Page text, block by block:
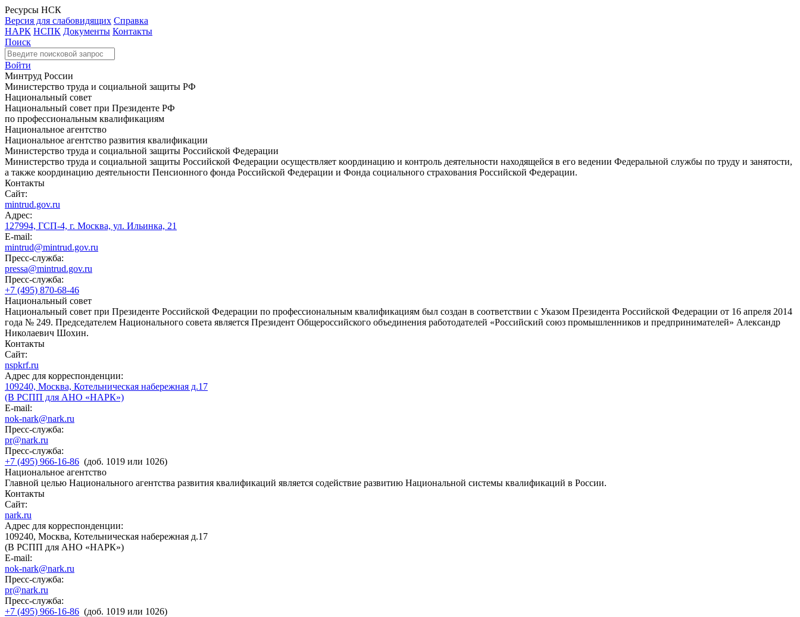
Ресурсы НСК
Версия для слабовидящих Справка
НАРК НСПК Документы Контакты
Поиск
Войти
Минтруд России
Министерство труда и социальной защиты РФ
Национальный совет
Национальный совет при Президенте РФ
по профессиональным квалификациям
Национальное агентство
Национальное агентство развития квалификации
Министерство труда и социальной защиты Российской Федерации
Министерство труда и социальной защиты Российской Федерации осуществляет координацию и контроль деятельности находящейся в его ведении Федеральной службы по труду и занятости,
а также координацию деятельности Пенсионного фонда Российской Федерации и Фонда социального страхования Российской Федерации.
Контакты
Сайт:
mintrud.gov.ru
Адрес:
127994, ГСП-4, г. Москва, ул. Ильинка, 21
E-mail:
mintrud@mintrud.gov.ru
Пресс-служба:
pressa@mintrud.gov.ru
Пресс-служба:
+7 (495) 870-68-46
Национальный совет
Национальный совет при Президенте Российской Федерации по профессиональным квалификациям был создан в соответствии с Указом Президента Российской Федерации от 16 апреля 2014
года № 249. Председателем Национального совета является Президент Общероссийского объединения работодателей «Российский союз промышленников и предпринимателей» Александр
Николаевич Шохин.
Контакты
Сайт:
nspkrf.ru
Адрес для корреспонденции:
109240, Москва, Котельническая набережная д.17
(В РСПП для АНО «НАРК»)
E-mail:
nok-nark@nark.ru
Пресс-служба:
pr@nark.ru
Пресс-служба:
+7 (495) 966-16-86 (доб. 1019 или 1026)
Национальное агентство
Главной целью Национального агентства развития квалификаций является содействие развитию Национальной системы квалификаций в России.
Контакты
Сайт:
nark.ru
Адрес для корреспонденции:
109240, Москва, Котельническая набережная д.17
(В РСПП для АНО «НАРК»)
E-mail:
nok-nark@nark.ru
Пресс-служба:
pr@nark.ru
Пресс-служба:
+7 (495) 966-16-86 (доб. 1019 или 1026)